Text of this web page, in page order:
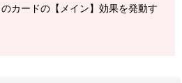
カードの【メイン】効果を発動す